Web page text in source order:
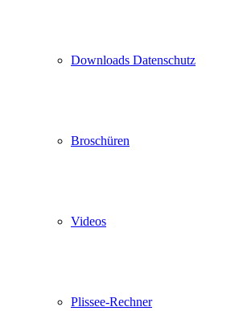
Downloads Datenschutz
Broschüren
Videos
Plissee-Rechner